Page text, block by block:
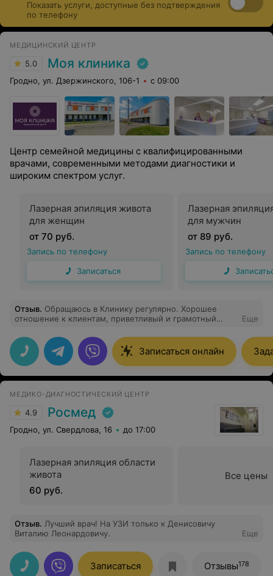
Показать услуги, доступные без подтверждения
по телефону
МЕДИЦИНСКИЙ ЦЕНТР
5.0 Моя клиника
Гродно, ул. Дзержинского, 106-1 с 09:00
Центр семейной медицины с квалифицированными
врачами, современными методами диагностики и
широким спектром услуг.
Лазерная эпиляция живота
для женщин
от 70 руб.
Запись по телефону
Записаться
Лазерная
для мужчин
от 89 руб.
Запись по телефону
Отзыв. Обращаюсь в Клинику регулярно. Хорошее
отношение к клиентам, приветливый и грамотный
получить ответы на все волнующие вопросы.
Отличный сервис!
Еще
Записаться онлайн
МЕДИКО-ДИАГНОСТИЧЕСКИЙ ЦЕНТР
4.9 Росмед
Гродно, ул. Свердлова, 16 до 17:00
Лазерная эпиляция области
живота
60 руб.
Все цены
Отзыв. Лучший врач! На УЗИ только к Денисовичу
Виталию Леонардовичу.
Еще
Записаться Отзывы178